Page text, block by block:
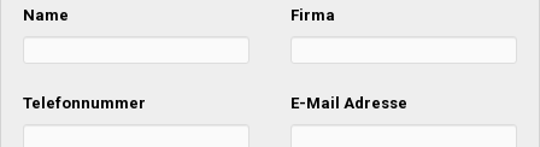
Name Firma
Telefonnummer E-Mail Adresse